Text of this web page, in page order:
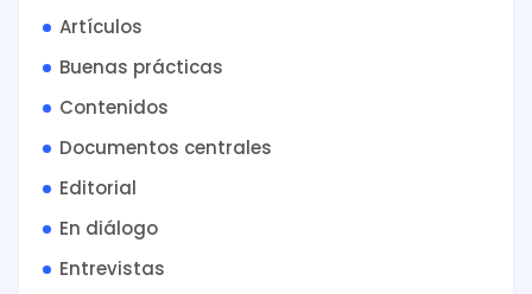
Artículos
Buenas prácticas
Contenidos
Documentos centrales
Editorial
En diálogo
Entrevistas